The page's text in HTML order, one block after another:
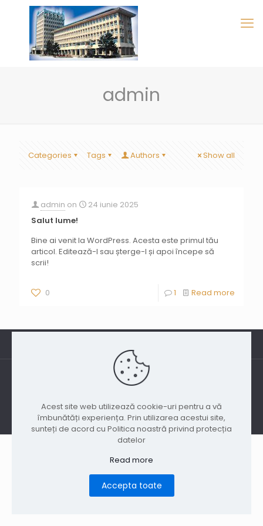
admin
Categories Tags Authors Show all
admin on
24 iunie 2025
Salut lume!
Bine ai venit la WordPress. Acesta este primul tău
articol. Editează-l sau șterge-l și apoi începe să
scrii!
0 1 Read more
Acest site web utilizează cookie-uri pentru a vă
îmbunătăți experiența. Prin utilizarea acestui site,
sunteți de acord cu Politica noastră privind protecția
datelor
Read more
Accepta toate